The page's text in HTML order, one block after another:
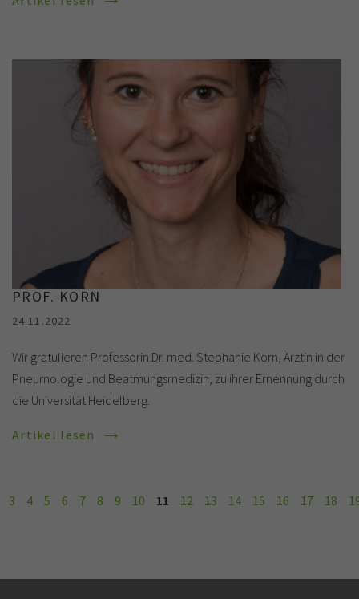
PROF. KORN
24.11.2022
Wir gratulieren Professorin Dr. med. Stephanie Korn, Ärztin in der
Pneumologie und Beatmungsmedizin, zu ihrer Ernennung durch
die Universität Heidelberg.
Artikel lesen
3 4 5 6 7 8 9 10 11 12 13 14 15 16 17 18